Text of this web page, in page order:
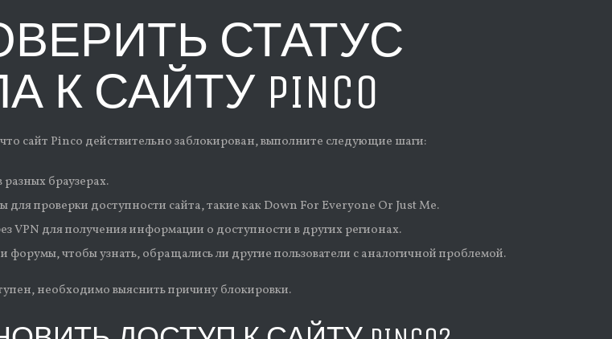
СТАТУС
К САЙТУ PINCO
сайт Pinco действительно заблокирован, выполните следующие шаги:
браузерах.
для проверки доступности сайта, такие как Down For Everyone Or Just Me.
VPN для получения информации о доступности в других регионах.
форумы, чтобы узнать, обращались ли другие пользователи с аналогичной проблемой.
необходимо выяснить причину блокировки.